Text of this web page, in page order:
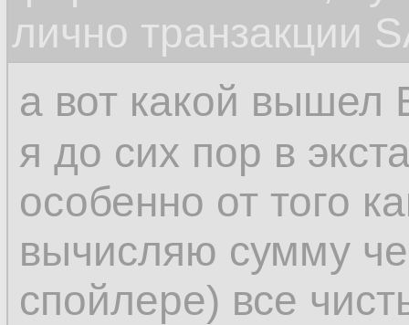
лично транзакции
а вот какой вышел
я до сих пор в
особенно от того
вычисляю сумму
спойлере) все